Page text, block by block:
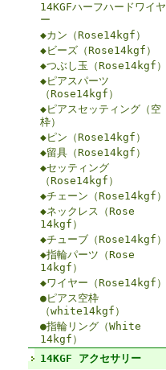
14KGFハーフハードワイヤ
ー
◆カン（Rose14kgf）
◆ビーズ（Rose14kgf）
◆つぶし玉（Rose14kgf）
◆ピアスパーツ
（Rose14kgf）
◆ピアスセッティング（空
枠）
◆ピン（Rose14kgf）
◆留具（Rose14kgf）
◆セッティング
（Rose14kgf）
◆チェーン（Rose14kgf）
◆ネックレス（Rose
14kgf）
◆チューブ（Rose14kgf）
◆指輪パーツ（Rose
14kgf）
◆ワイヤー（Rose14kgf）
●ピアス空枠
（white14kgf）
●指輪リング（White
14kgf）
14KGF アクセサリー